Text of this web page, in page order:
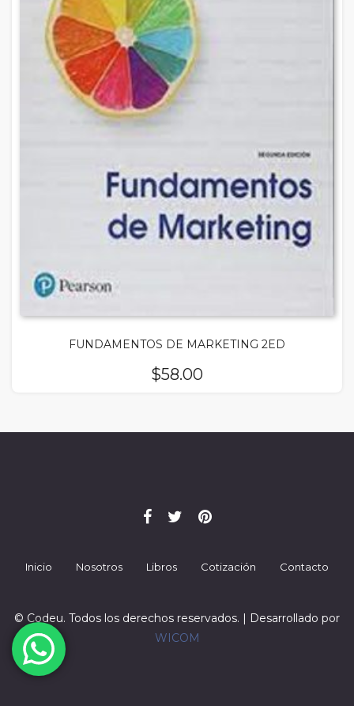
FUNDAMENTOS DE MARKETING 2ED
$58.00
Inicio Nosotros Libros Cotización Contacto
© Codeu. Todos los derechos reservados. | Desarrollado por
WICOM